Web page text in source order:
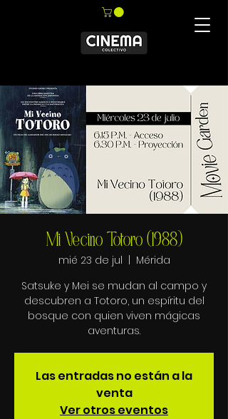
Mi Vecino Totoro (1988)
mié 23 de jul
Mérida
Satsuke y Mei se mudan al campo y
descubren a Totoro, un espíritu del
bosque con quien viven mágicas
aventuras.
Las entradas no están a la
venta
Ver otros eventos